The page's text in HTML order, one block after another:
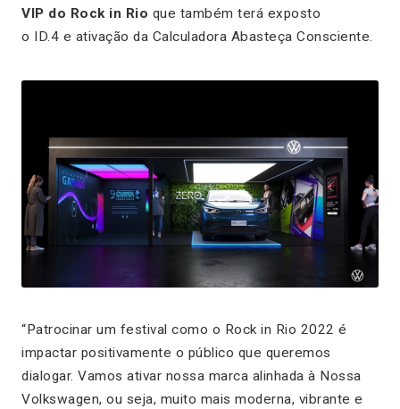
VIP do Rock in Rio que também terá exposto
o ID.4 e ativação da Calculadora Abasteça Consciente.
“Patrocinar um festival como o Rock in Rio 2022 é
impactar positivamente o público que queremos
dialogar. Vamos ativar nossa marca alinhada à Nossa
Volkswagen, ou seja, muito mais moderna, vibrante e